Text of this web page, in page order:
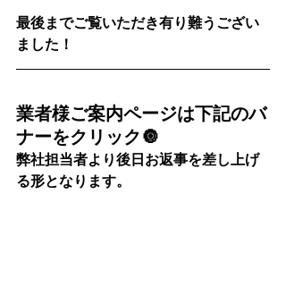
最後までご覧いただき有り難うござい
ました！
業者様ご案内ページは下記のバ
ナーをクリック🔘
弊社担当者より後日お返事を差し上げ
る形となります。